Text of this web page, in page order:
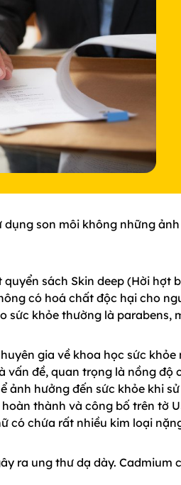
son môi không những
quyển sách Skin deep (Hời
có hoá chất độc hại cho
sức khỏe thường là parabens,
gia về khoa học sức
vấn đề, quan trọng là nồng độ
ảnh hưởng đến sức khỏe khi
thành và công bố trên tờ
có chứa rất nhiều kim loại
ra ung thư dạ dày. Cadmium